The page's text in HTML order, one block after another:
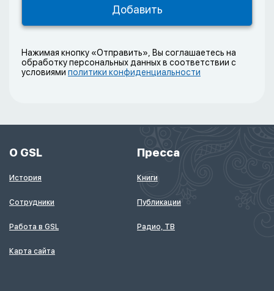
Нажимая кнопку «Отправить», Вы соглашаетесь на
обработку персональных данных в соответствии с
условиями политики конфиденциальности
О GSL
История
Сотрудники
Работа в GSL
Карта сайта
Пресса
Книги
Публикации
Радио, ТВ